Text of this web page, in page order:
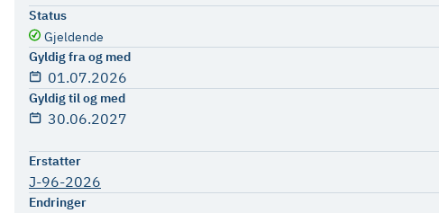
Status
Gjeldende
Gyldig fra og med
01.07.2026
Gyldig til og med
30.06.2027
Erstatter
J-96-2026
Endringer